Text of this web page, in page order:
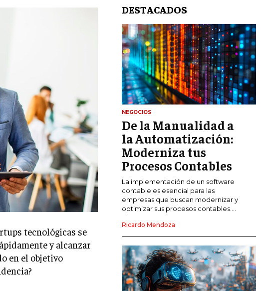
LIFESTYLE
MARKETING
ESTRATEGIAS DE MARKETING
AGENCIAS DE POSICIONAMIENTO WEB
SEO
VENTA DE ENLACES
MARKETING DIGITAL
PUBLICIDAD
VENTAS Y PERSUASIÓN
tecnológicas se
y alcanzar
en el objetivo
DESTACADOS
NEGOCIOS
De la Manualidad a
la Automatización:
Moderniza tus
Procesos Contables
La implementación de un software
contable es esencial para las
empresas que buscan modernizar y
optimizar sus procesos contables....
Ricardo Mendoza